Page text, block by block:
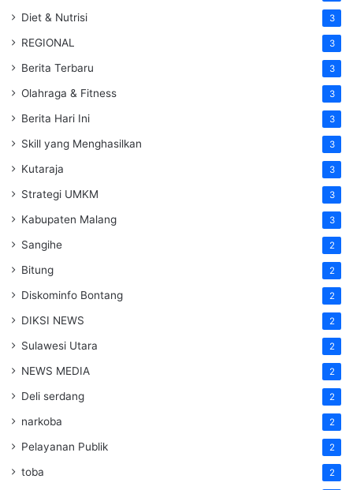
Diet & Nutrisi 3
REGIONAL 3
Berita Terbaru 3
Olahraga & Fitness 3
Berita Hari Ini 3
Skill yang Menghasilkan 3
Kutaraja 3
Strategi UMKM 3
Kabupaten Malang 3
Sangihe 2
Bitung 2
Diskominfo Bontang 2
DIKSI NEWS 2
Sulawesi Utara 2
NEWS MEDIA 2
Deli serdang 2
narkoba 2
Pelayanan Publik 2
toba 2